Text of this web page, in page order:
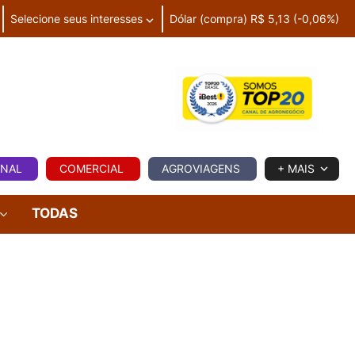
Selecione seus interesses Dólar (compra) R$ 5,13 (-0,06%)
COMERCIAL AGROVIAGENS + MAIS
TODAS